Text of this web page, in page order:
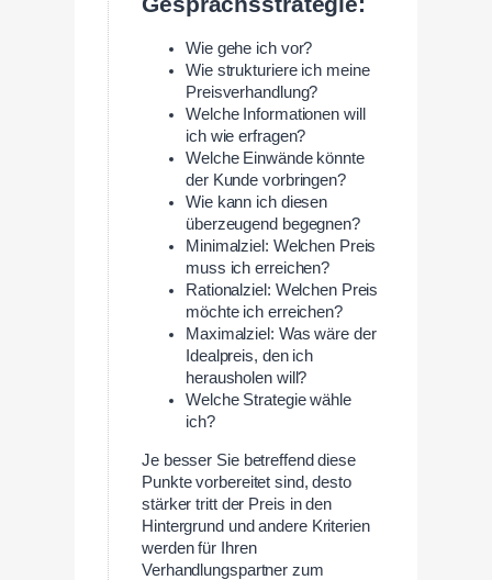
Wie gehe ich vor?
Wie strukturiere ich meine
Preisverhandlung?
Welche Informationen will
ich wie erfragen?
Welche Einwände könnte
der Kunde vorbringen?
Wie kann ich diesen
überzeugend begegnen?
Minimalziel: Welchen Preis
muss ich erreichen?
Rationalziel: Welchen Preis
möchte ich erreichen?
Maximalziel: Was wäre der
Idealpreis, den ich
herausholen will?
Welche Strategie wähle
ich?
Je besser Sie betreffend diese
Punkte vorbereitet sind, desto
stärker tritt der Preis in den
Hintergrund und andere Kriterien
werden für Ihren
Verhandlungspartner zum